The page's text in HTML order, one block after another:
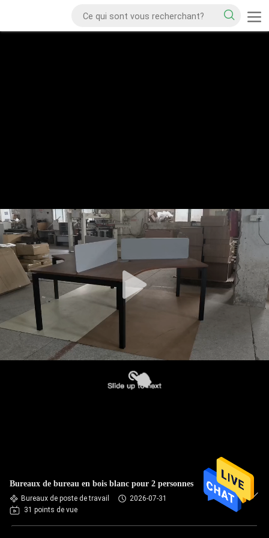
Bureaux de bureau en bois blanc pour 2 personnes
Bureaux de poste de travail
2026-07-31
31 points de vue